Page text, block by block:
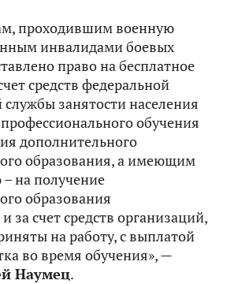
проходившим военную
инвалидами боевых
право на бесплатное
средств федеральной
службы занятости населения
обучения
дополнительного
образования, а имеющим
на получение
образования
за счет средств организаций,
на работу, с выплатой
во время обучения», —
Наумец.